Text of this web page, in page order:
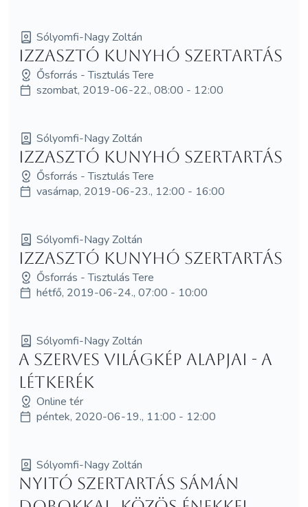
Sólyomfi-Nagy Zoltán
Izzasztó Kunyhó Szertartás
Ősforrás - Tisztulás Tere
szombat, 2019-06-22., 08:00 - 12:00
Sólyomfi-Nagy Zoltán
Izzasztó Kunyhó Szertartás
Ősforrás - Tisztulás Tere
vasárnap, 2019-06-23., 12:00 - 16:00
Sólyomfi-Nagy Zoltán
Izzasztó Kunyhó Szertartás
Ősforrás - Tisztulás Tere
hétfő, 2019-06-24., 07:00 - 10:00
Sólyomfi-Nagy Zoltán
A szerves világkép alapjai - a
Létkerék
Online tér
péntek, 2020-06-19., 11:00 - 12:00
Sólyomfi-Nagy Zoltán
Nyitó szertartás sámán